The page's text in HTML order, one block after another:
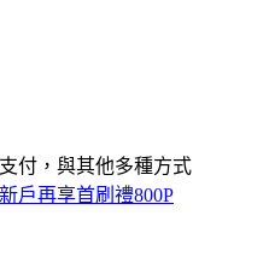
付，與其他多種方式
戶再享首刷禮800P